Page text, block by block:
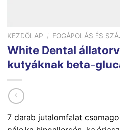
KEZDŐLAP / FOGÁPOLÁS ÉS
White Dental
kutyáknak beta-
7 darab jutalomfalat